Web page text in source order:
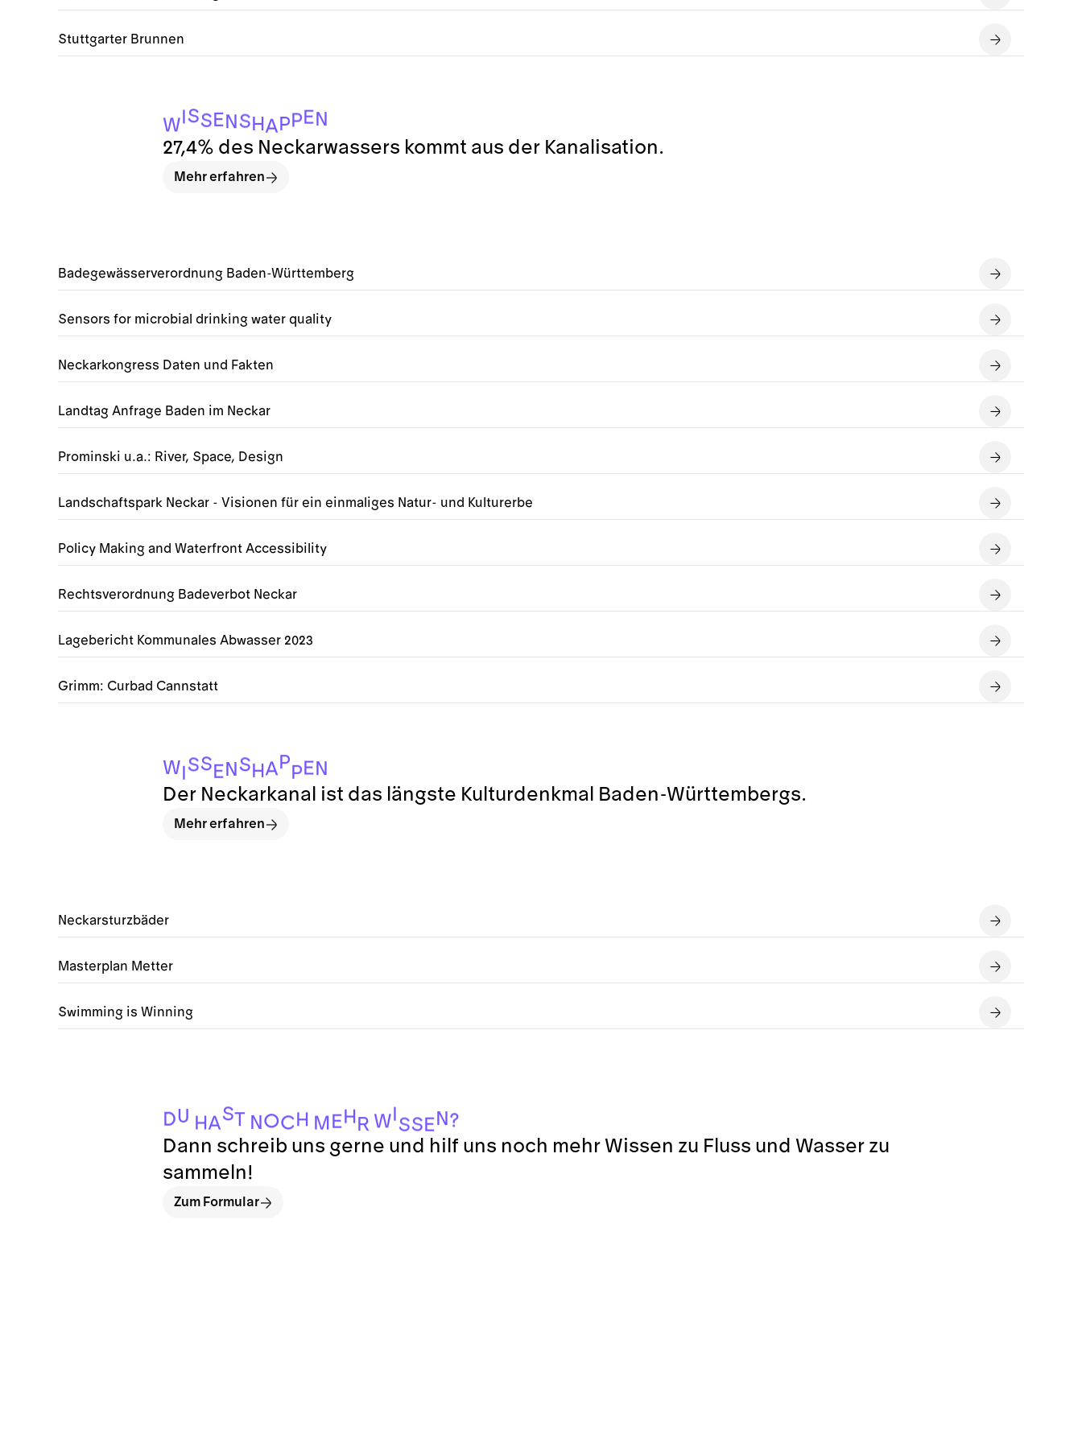
Stuttgarter Brunnen
Badegewässerverordnung Baden-Württemberg
Sensors for microbial drinking water quality
Neckarkongress Daten und Fakten
Landtag Anfrage Baden im Neckar
Prominski u.a.: River, Space, Design
Landschaftspark Neckar - Visionen für ein einmaliges Natur- und Kulturerbe
Policy Making and Waterfront Accessibility
Rechtsverordnung Badeverbot Neckar
Lagebericht Kommunales Abwasser 2023
Grimm: Curbad Cannstatt
Neckarsturzbäder
Masterplan Metter
Swimming is Winning
WISS ENSHAP PEN
27,4% des Neckarwassers kommt aus der Kanalisation.
Mehr erfahren
WISSENSHAPPE N
Der Neckarkanal ist das längste Kulturdenkmal Baden-Württembergs.
Mehr erfahren
DU HAST NOCH MEHR WISSE N ?
Dann schreib uns gerne und hilf uns noch mehr Wissen zu Fluss und Wasser zu
sammeln!
Zum Formular